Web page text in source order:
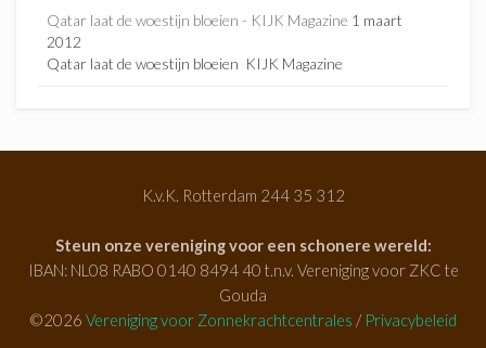
Qatar laat de woestijn bloeien - KIJK Magazine 1 maart
2012
Qatar laat de woestijn bloeien KIJK Magazine
K.v.K. Rotterdam 244 35 312
Steun onze vereniging voor een schonere wereld:
IBAN: NL08 RABO 0140 8494 40 t.n.v. Vereniging voor ZKC te
Gouda
©2026 Vereniging voor Zonnekrachtcentrales / Privacybeleid